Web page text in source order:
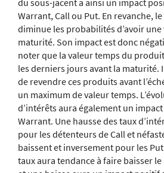
Warrant, Call ou Put. En revanche,
diminue les probabilités d’avoir
maturité. Son impact est donc
noter que la valeur temps du
les derniers jours avant la maturité.
de revendre ces produits avant
un maximum de valeur temps.
d’intérêts aura également un
Warrant. Une hausse des taux
pour les détenteurs de Call et
baissent et inversement pour les
taux aura tendance à faire baisser